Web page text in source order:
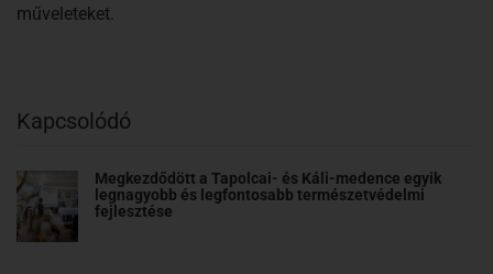
műveleteket.
Kapcsolódó
Megkezdődött a Tapolcai- és Káli-medence egyik
legnagyobb és legfontosabb természetvédelmi
fejlesztése